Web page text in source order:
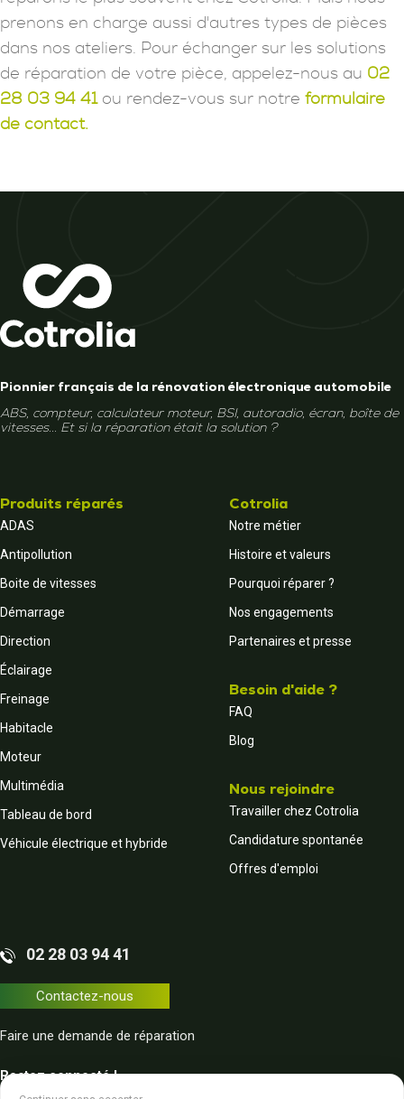
prenons en charge aussi d'autres types de pièces
dans nos ateliers. Pour échanger sur les solutions
de réparation de votre pièce, appelez-nous au 02
28 03 94 41ou rendez-vous sur notre formulaire
de contact.
Pionnier français de la rénovation électronique automobile
ABS, compteur, calculateur moteur, BSI, autoradio, écran, boîte de
vitesses... Et si la réparation était la solution ?
Produits réparés
ADAS
Antipollution
Boite de vitesses
Démarrage
Direction
Éclairage
Freinage
Habitacle
Moteur
Multimédia
Tableau de bord
Véhicule électrique et hybride
Cotrolia
Notre métier
Histoire et valeurs
Pourquoi réparer ?
Nos engagements
Partenaires et presse
Besoin d'aide ?
FAQ
Blog
Nous rejoindre
Travailler chez Cotrolia
Candidature spontanée
Offres d'emploi
02 28 03 94 41
Contactez-nous
Faire une demande de réparation
Restez connecté !